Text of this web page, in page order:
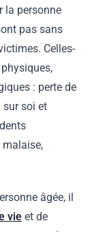
la personne
pas sans
Celles-
: perte de
sur soi et
malaise,
âgée, il
vie et de